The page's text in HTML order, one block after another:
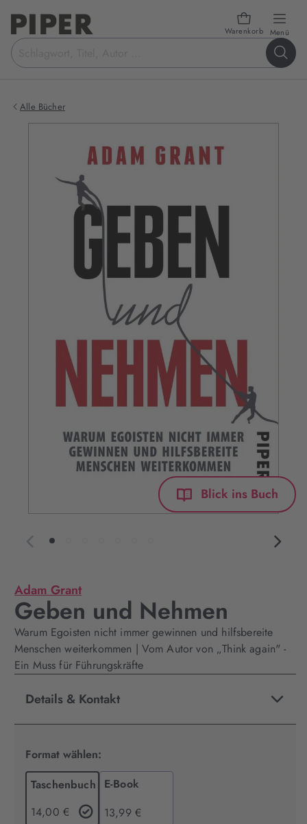
Warenkorb Menü
Suchbegriff
eingeben
Alle Bücher
Blick ins Buch
Produktbilder
Adam Grant
Geben und Nehmen
Warum Egoisten nicht immer gewinnen und hilfsbereite
Menschen weiterkommen | Vom Autor von „Think again" -
Ein Muss für Führungskräfte
Details & Kontakt
Format wählen:
Taschenbuch
14,00 €
E-Book
13,99 €